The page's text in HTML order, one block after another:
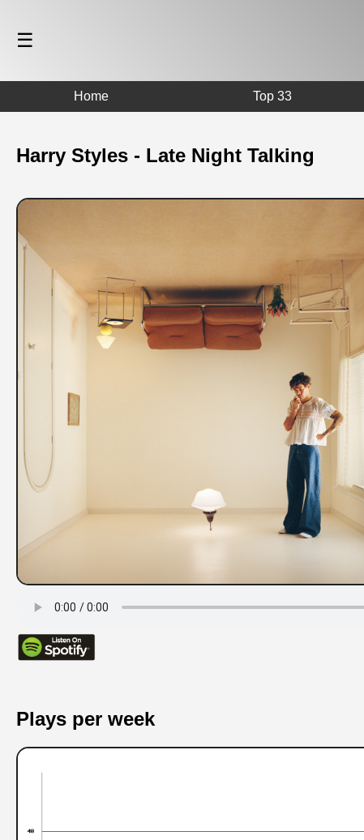
☰
Home Top 33
Harry Styles - Late Night Talking
Plays per week